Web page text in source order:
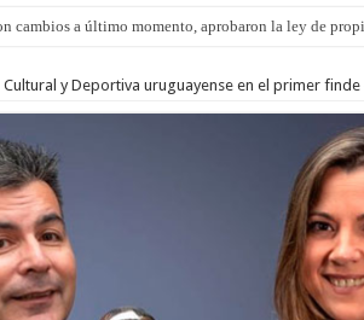
cambios a último momento, aprobaron la ley de
en Entre Ríos: el 35% de los 90 niños, niñas y
Cultural y Deportiva uruguayense en el primer